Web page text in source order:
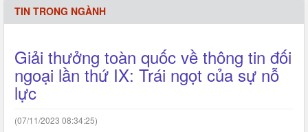
TIN TRONG NGÀNH
Giải thưởng toàn quốc về thông tin đối
ngoại lần thứ IX: Trái ngọt của sự nỗ
lực
(07/11/2023 08:34:25)